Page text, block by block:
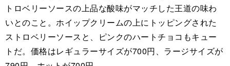
トロベリーソースの上品な酸味がマッチした王道の味わ
いとのこと。ホイップクリームの上にトッピングされた
ストロベリーソースと、ピンクのハートチョコもキュー
トだ。価格はレギュラーサイズが700円、ラージサイズが